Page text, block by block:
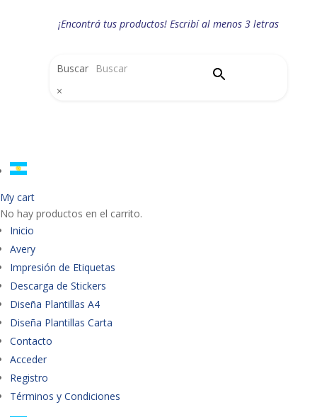
¡Encontrá tus productos! Escribí al menos 3 letras
Buscar
×
My cart
No hay productos en el carrito.
Inicio
Avery
Impresión de Etiquetas
Descarga de Stickers
Diseña Plantillas A4
Diseña Plantillas Carta
Contacto
Acceder
Registro
Términos y Condiciones